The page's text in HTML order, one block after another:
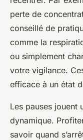
perte de
conseillé de
comme la
ou simplement
votre vigilance.
efficace à un état
Les pauses jouent
dynamique.
savoir quand